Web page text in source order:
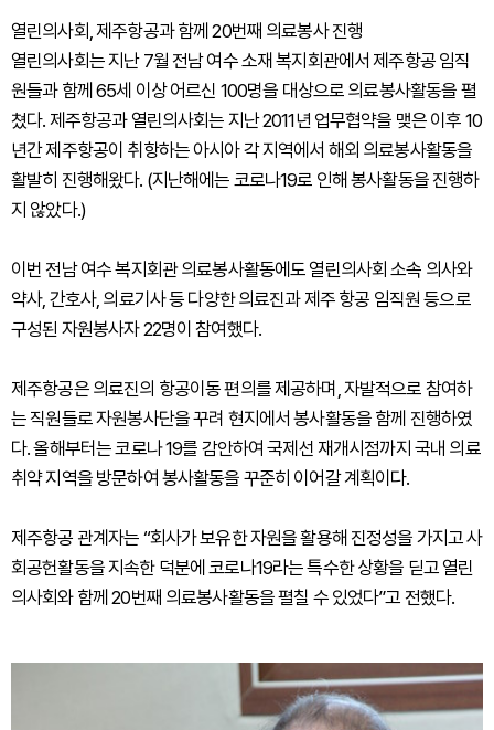
열린의사회, 제주항공과 함께 20번째 의료봉사 진행
열린의사회는 지난 7월 전남 여수 소재 복지회관에서 제주항공 임직
원들과 함께 65세 이상 어르신 100명을 대상으로 의료봉사활동을 펼
쳤다. 제주항공과 열린의사회는 지난 2011년 업무협약을 맺은 이후 10
년간 제주항공이 취항하는 아시아 각 지역에서 해외 의료봉사활동을
활발히 진행해왔다. (지난해에는 코로나19로 인해 봉사활동을 진행하
지 않았다.)
이번 전남 여수 복지회관 의료봉사활동에도 열린의사회 소속 의사와
약사, 간호사, 의료기사 등 다양한 의료진과 제주 항공 임직원 등으로
구성된 자원봉사자 22명이 참여했다.
제주항공은 의료진의 항공이동 편의를 제공하며, 자발적으로 참여하
는 직원들로 자원봉사단을 꾸려 현지에서 봉사활동을 함께 진행하였
다. 올해부터는 코로나 19를 감안하여 국제선 재개시점까지 국내 의료
취약 지역을 방문하여 봉사활동을 꾸준히 이어갈 계획이다.
제주항공 관계자는 “회사가 보유한 자원을 활용해 진정성을 가지고 사
회공헌활동을 지속한 덕분에 코로나19라는 특수한 상황을 딛고 열린
의사회와 함께 20번째 의료봉사활동을 펼칠 수 있었다”고 전했다.